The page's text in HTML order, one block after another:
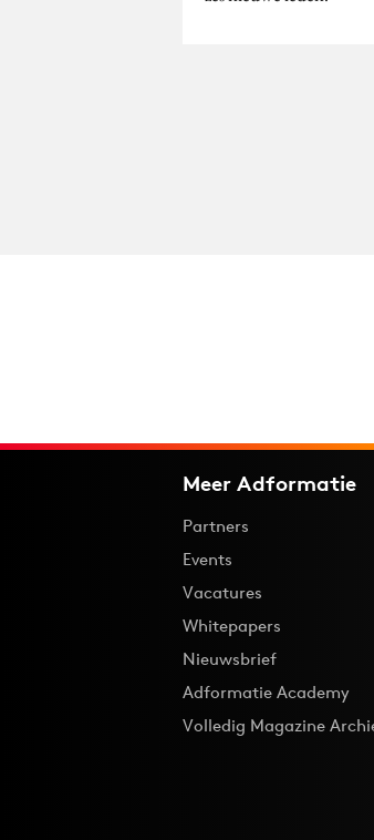
Meer Adformatie
Partners
Events
Vacatures
Whitepapers
Nieuwsbrief
Adformatie Academy
Volledig Magazine